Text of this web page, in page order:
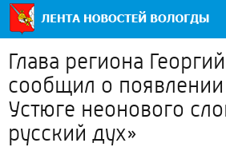
Глава региона
сообщил о
Устюге неонового
русский дух»